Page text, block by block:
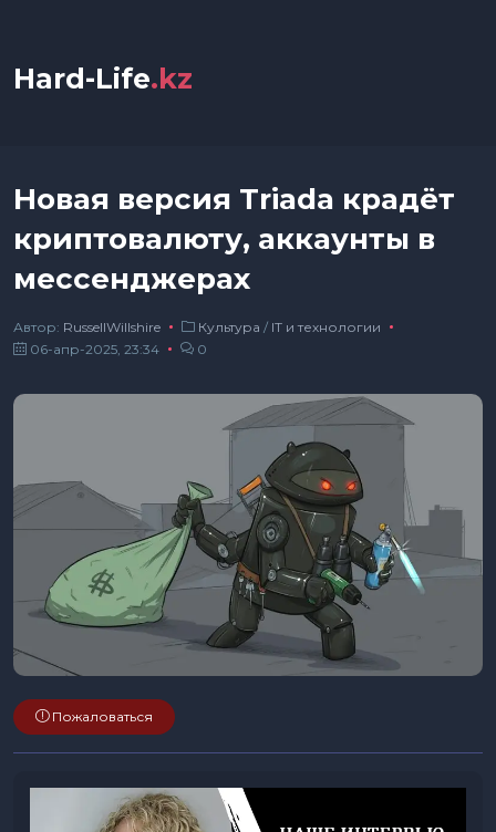
Hard-Life.kz
Новая версия Triada крадёт
криптовалюту, аккаунты в
мессенджерах
Автор: RussellWillshire Культура / IT и технологии
06-апр-2025, 23:34
0
Пожаловаться